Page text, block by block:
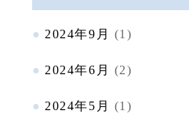
2024年9月 (1)
2024年6月 (2)
2024年5月 (1)